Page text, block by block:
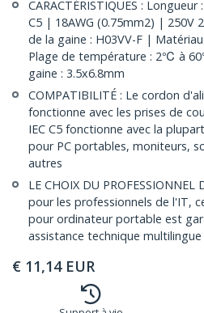
CARACTÉRISTIQUES :
C5 | 18AWG (0.75mm2) | 250V
de la gaine : H03VV-F |
Plage de température : 2℃ à
gaine : 3.5x6.8mm
COMPATIBILITÉ : Le cordon
fonctionne avec les prises de
IEC C5 fonctionne avec la
pour PC portables, moniteurs,
autres
LE CHOIX DU
pour les professionnels de l'IT,
pour ordinateur portable est
assistance technique
€ 11,14 EUR